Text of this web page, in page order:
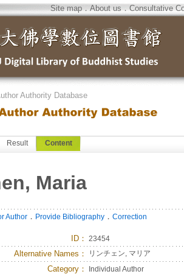
Site map．About us．Consultative
Authority Database
Result Content
Maria
Author ． Provide Bibliography ． Correction
ID ： 23454
Alternative Names： リンチェン, マリア
Category： Individual Author